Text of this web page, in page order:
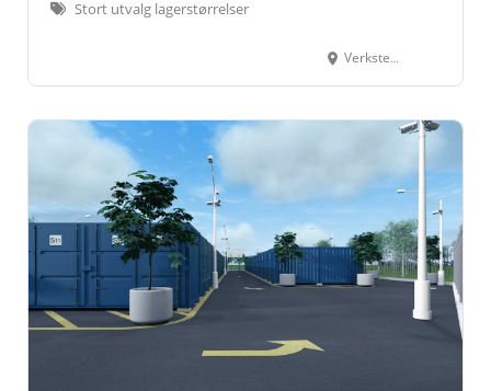
Stort utvalg lagerstørrelser
Verkstedveien 2, 6517 Kristiansund